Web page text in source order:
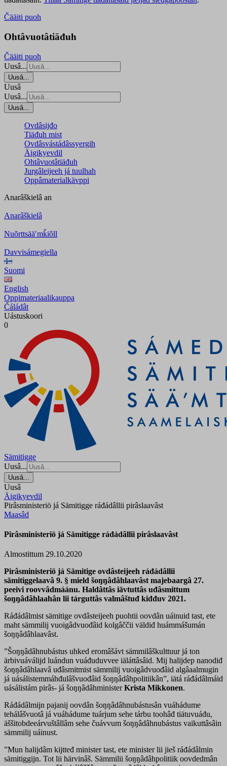
Čääiti puoh
Ohtâvuotâtiäđuh
Čääiti puoh
Uusâ...
Uusâ...
Uusâ
Uusâ...
Uusâ...
Ovdâsijđo
Tiäđuh mist
Ovdâsvástádâssyergih
Äigikyevdil
Ohtâvuotâtiäđuh
Jurgâleijeeh já tuulhah
Oppâmaterialkävppi
Anarâškielâ an
Anarâškielâ
Nuõrttsääʹmǩiõll
Davvisámegiella
Suomi
English
Oppimateriaalikauppa
Čáládât
Uástuskoori
0
Sämitigge
Uusâ...
Uusâ...
Uusâ
Äigikyevdil
Pirâsministeriö já Sämitigge ráđádâllii pirâslaavâst
Maasâd
Pirâsministeriö já Sämitigge ráđádâllii pirâslaavâst
Almostittum 29.10.2020
Pirâsministeriö já Sämitige ovdâsteijeeh ráđádâllii
sämitiggelaavâ 9. § mield šoŋŋâdâhlaavâst majebaargâ 27.
peeivi roovvâdmáánu. Haldâttâs iävtuttâs uđâsmittum
šoŋŋâdâhlaahân lii tárguttâs valmâštuđ kiđđuv 2021.
Ráđádâlmist sämitige ovdâsteijeeh puohtii oovdân uáinuid tast, ete
maht sämmilij vuoigâdvuođâid kolgâččii väldiđ huámmášumán
šoŋŋâdâhlaavâst.
”Šoŋŋâdâhnubástus uhked eromâšávt sämmilâškulttuur já ton
ärbivuáválijd luándun vuáđuduvvee iäláttâsâid. Mij halijdep nanodiđ
šoŋŋâdâhlaavâ uđâsmitmist sämmilij vuoigâdvuođâid algâaalmugin
já uásálistemmáhđulâšvuođâid šoŋŋâdâhpolitiikân”, iätá ráđádâlmáid
uásálistám pirâs- já šoŋŋâdâhministerKrista Mikkonen.
Ráđádâlmijn pajanij oovdân šoŋŋâdâhnubástusân vuáhádume
tehálâšvuotâ já vuáhádume tuárjum sehe tárbu toohâđ tiätuvuáđu,
äššitobdeeárvuštâllâm sehe čuávvum šoŋŋâdâhnubástus vaikuttâsâin
sämmilij uáinust.
”Mun halijdâm kijtteđ minister tast, ete minister lii jieš ráđádâlmin
sämitiggijn. Tot lii härvinâš. Sämmilii šoŋŋâdâhpolitiik oovdedmân